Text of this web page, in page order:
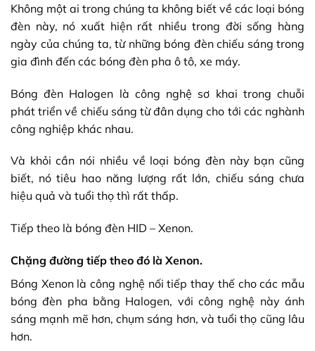
Không một ai trong chúng ta không biết về các loại bóng
đèn này, nó xuất hiện rất nhiều trong đời sống hàng
ngày của chúng ta, từ những bóng đèn chiếu sáng trong
gia đình đến các bóng đèn pha ô tô, xe máy.
Bóng đèn Halogen là công nghệ sơ khai trong chuỗi
phát triển về chiếu sáng từ đân dụng cho tới các nghành
công nghiệp khác nhau.
Và khỏi cần nói nhiều về loại bóng đèn này bạn cũng
biết, nó tiêu hao năng lượng rất lớn, chiếu sáng chưa
hiệu quả và tuổi thọ thì rất thấp.
Tiếp theo là bóng đèn HID – Xenon.
Chặng đường tiếp theo đó là Xenon.
Bóng Xenon là công nghệ nối tiếp thay thế cho các mẫu
bóng đèn pha bằng Halogen, với công nghệ này ánh
sáng mạnh mẽ hơn, chụm sáng hơn, và tuổi thọ cũng lâu
hơn.